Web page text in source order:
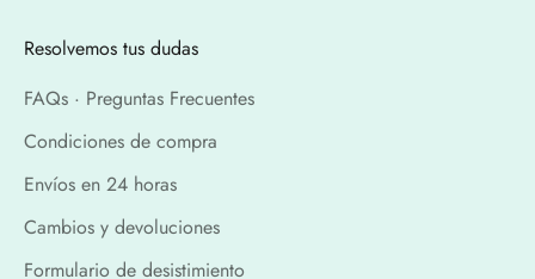
Resolvemos tus dudas
FAQs · Preguntas Frecuentes
Condiciones de compra
Envíos en 24 horas
Cambios y devoluciones
Formulario de desistimiento